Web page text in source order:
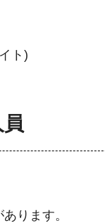
ト)
ります。